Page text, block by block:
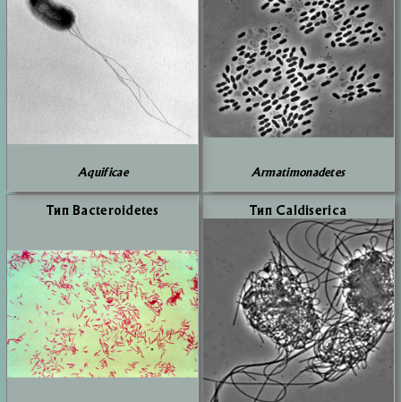
Aquificae Armatimonadetes
Тип Bacteroidetes Тип Caldiserica